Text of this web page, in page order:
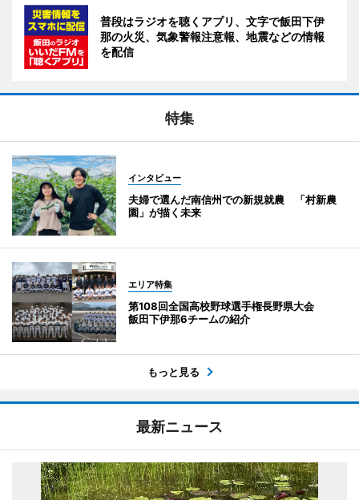
普段はラジオを聴くアプリ、文字で飯田下伊
那の火災、気象警報注意報、地震などの情報
を配信
特集
インタビュー
夫婦で選んだ南信州での新規就農 「村新農
園」が描く未来
エリア特集
第108回全国高校野球選手権長野県大会
飯田下伊那6チームの紹介
もっと見る
最新ニュース